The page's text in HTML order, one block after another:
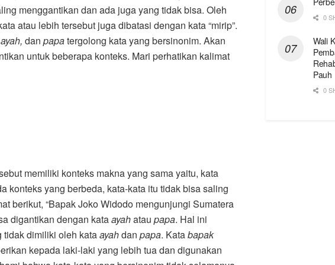
menggantikan dan ada juga yang tidak bisa. Oleh
atau lebih tersebut juga dibatasi dengan kata “mirip”.
dan papatergolong kata yang bersinonim. Akan
untuk beberapa konteks. Mari perhatikan kalimat
memiliki konteks makna yang sama yaitu, kata
konteks yang berbeda, kata-kata itu tidak bisa saling
berikut, “Bapak Joko Widodo mengunjungi Sumatera
digantikan dengan kataayahatau papa. Hal ini
dimiliki oleh kataayahdan papa. Katabapak
kepada laki-laki yang lebih tua dan digunakan
0
Wali
Pauh
0